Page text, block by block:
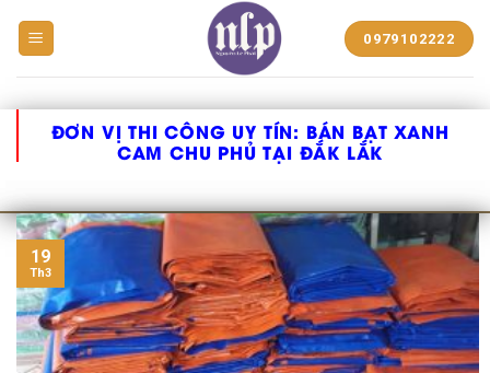
NHỰA
0979102222
ĐƠN VỊ THI CÔNG UY TÍN: BÁN BẠT XANH
CAM CHU PHỦ TẠI ĐẮK LẮK
19
Th3